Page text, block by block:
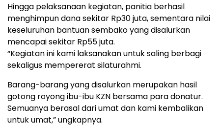
Hingga pelaksanaan kegiatan, panitia berhasil
menghimpun dana sekitar Rp30 juta, sementara nilai
keseluruhan bantuan sembako yang disalurkan
mencapai sekitar Rp55 juta.
“Kegiatan ini kami laksanakan untuk saling berbagi
sekaligus mempererat silaturahmi.
Barang-barang yang disalurkan merupakan hasil
gotong royong ibu-ibu KZN bersama para donatur.
Semuanya berasal dari umat dan kami kembalikan
untuk umat,” ungkapnya.